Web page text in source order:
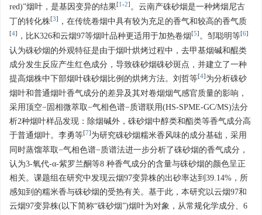
red)”烟叶，是基因变异的结果[1-2] 。云南产硃砂烟是一种烤烟尼古
丁的转化株[3] ，在传统卷烟中具有较为充足的香气和较高的香气质
[4] ，比K326和云烟97等烟叶品种更适用于加热卷烟 [5] 。邹聪明等[6]
认为硃砂烟的外观特征是由于烟叶烘烤过程中，去甲基烟碱和醌类
成分发生反应产生红色成分，导致硃砂烟硃砂斑点，并建立了一种
提高烟株中下部烟叶硃砂烟比例的烘烤方法。刘哲等[4] 为分析硃砂
烟叶和普通烟叶香气成分的差异及其对卷烟烟气感官质量的影响，
采用顶空−固相微萃取−气相色谱−质谱联用(HS-SPME-GC/MS)法分
析2种烟叶样品发现：除烟碱外，硃砂烟中醇类和酯类等香气成分高
于普通烟叶。李勇等[7] 为研究硃砂烟糯米香风味的成分基础，采用
同时蒸馏萃取−气相色谱−质谱法进一步分析了硃砂烟的香气成分，
认为3-氧代-α-紫罗兰酮等8 种香气成分的含量与硃砂烟的颜色呈正
相关。课题组在研究中发现云烟97变异株的出砂率达到39.14%，所
感知到的糯米香与硃砂烟的受热有关。基于此，本研究以云烟97和
云烟97变异株(以下简称“硃砂烟”)烟叶为对象，从常规化学成分、6